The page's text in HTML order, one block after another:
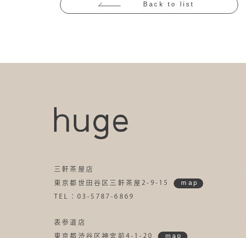
Back to list
三軒茶屋店
東京都世田谷区三軒茶屋2-9-15 map
TEL：03-5787-6869
表参道店
東京都渋谷区神宮前4-1-20 map